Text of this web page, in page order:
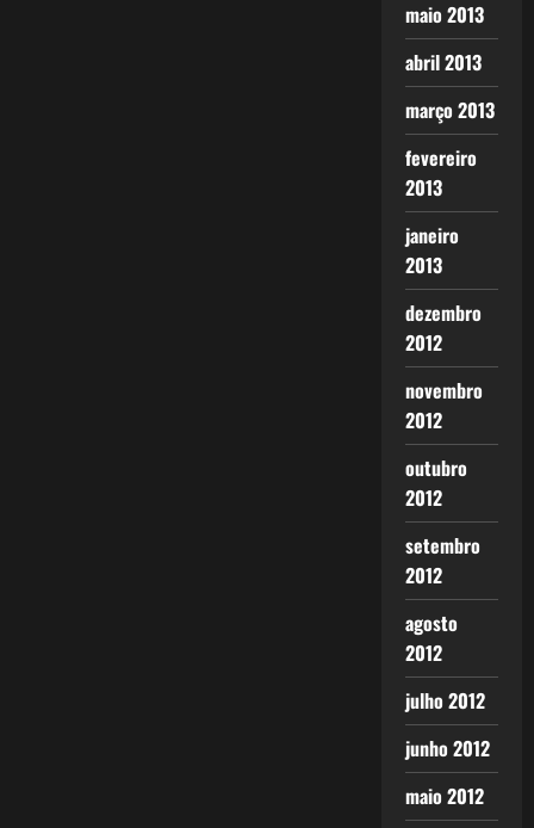
maio 2013
abril 2013
março 2013
fevereiro
2013
janeiro
2013
dezembro
2012
novembro
2012
outubro
2012
setembro
2012
agosto
2012
julho 2012
junho 2012
maio 2012